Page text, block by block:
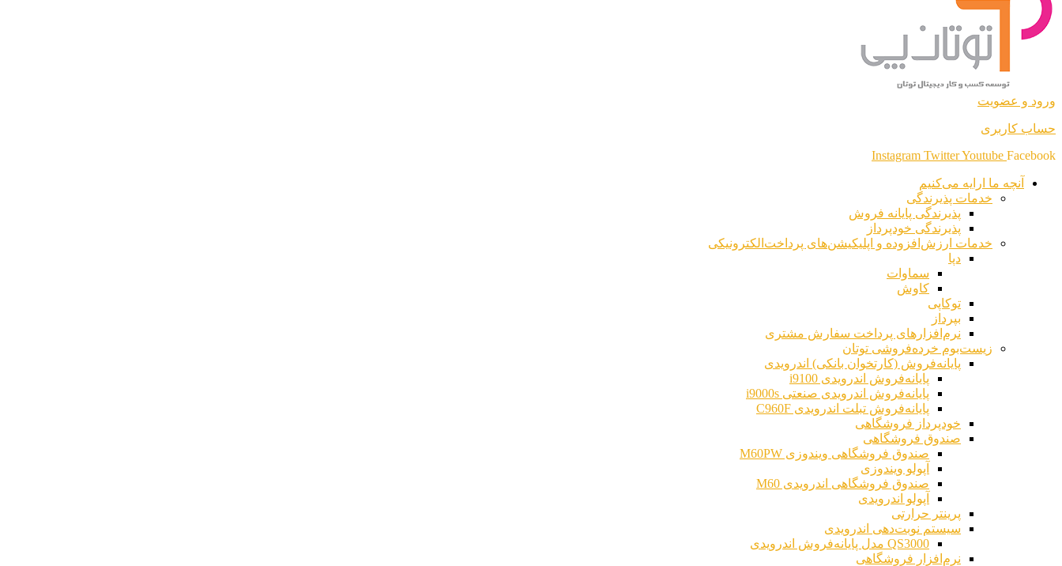
ورود و عضویت
حساب کاربری
Instagram TwitterYoutube Facebook
آنچه ما ارایه می‌کنیم
خدمات پذیرندگی
پذیرندگی پایانه فروش
پذیرندگی خودپرداز
خدمات ارزش‌افزوده و اپلیکیشن‌های پرداخت‌الکترونیکی
دپا
سماوات
کاوش
توکاپی
بپرداز
نرم‌افزارهای پرداخت سفارش مشتری
زیست‌بوم خرده‌فروشی توتان
پایانه‌فروش (کارتخوان بانکی) اندرویدی
پایانه‌فروش اندرویدی i9100
پایانه‌فروش اندرویدی صنعتی i9000s
پایانه‌فروش تبلت اندرویدی C960F
خودپرداز فروشگاهی
صندوق فروشگاهی
صندوق فروشگاهی ویندوزی M60PW
آپولو ویندوزی
صندوق فروشگاهی اندرویدی M60
آپولو اندرویدی
پرینتر حرارتی
سیستم نوبت‌دهی اندرویدی
QS3000 مدل پایانه‌فروش اندرویدی
نرم‌افزار فروشگاهی